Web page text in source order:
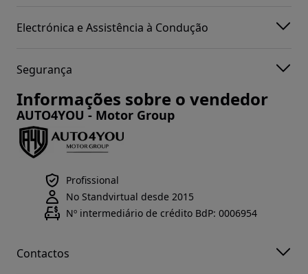
Electrónica e Assistência à Condução
Segurança
Informações sobre o vendedor
AUTO4YOU - Motor Group
Profissional
No Standvirtual desde 2015
Nº intermediário de crédito BdP: 0006954
Contactos